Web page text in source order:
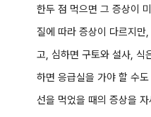
한두 점 먹으면 그 증상이
질에 따라 증상이 다르지
고, 심하면 구토와 설사, 식
하면 응급실을 가야 할 수
선을 먹었을 때의 증상을